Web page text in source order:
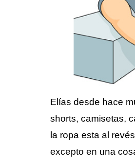
Elías desde hace
shorts, camisetas,
la ropa esta al
excepto en una